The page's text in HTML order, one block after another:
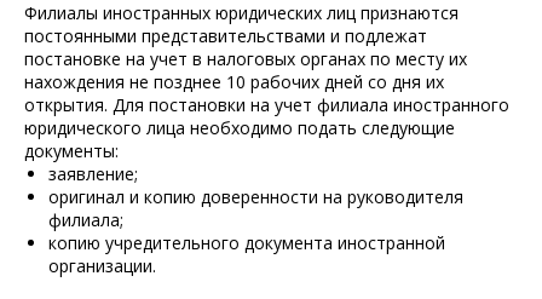
Филиалы иностранных юридических лиц признаются
постоянными представительствами и подлежат
постановке на учет в налоговых органах по месту их
нахождения не позднее 10 рабочих дней со дня их
открытия. Для постановки на учет филиала иностранного
юридического лица необходимо подать следующие
документы:
заявление;
оригинал и копию доверенности на руководителя
филиала;
копию учредительного документа иностранной
организации.